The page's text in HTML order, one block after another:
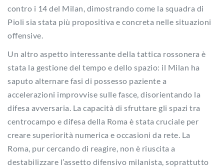
contro i 14 del Milan, dimostrando come la squadra di
Pioli sia stata più propositiva e concreta nelle situazioni
offensive.
Un altro aspetto interessante della tattica rossonera è
stata la gestione del tempo e dello spazio: il Milan ha
saputo alternare fasi di possesso paziente a
accelerazioni improvvise sulle fasce, disorientando la
difesa avversaria. La capacità di sfruttare gli spazi tra
centrocampo e difesa della Roma è stata cruciale per
creare superiorità numerica e occasioni da rete. La
Roma, pur cercando di reagire, non è riuscita a
destabilizzare l’assetto difensivo milanista, soprattutto